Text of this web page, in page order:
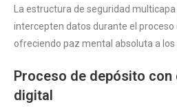
La estructura de seguridad
intercepten datos durante el
ofreciendo paz mental absoluta a los
Proceso de depósito con
digital